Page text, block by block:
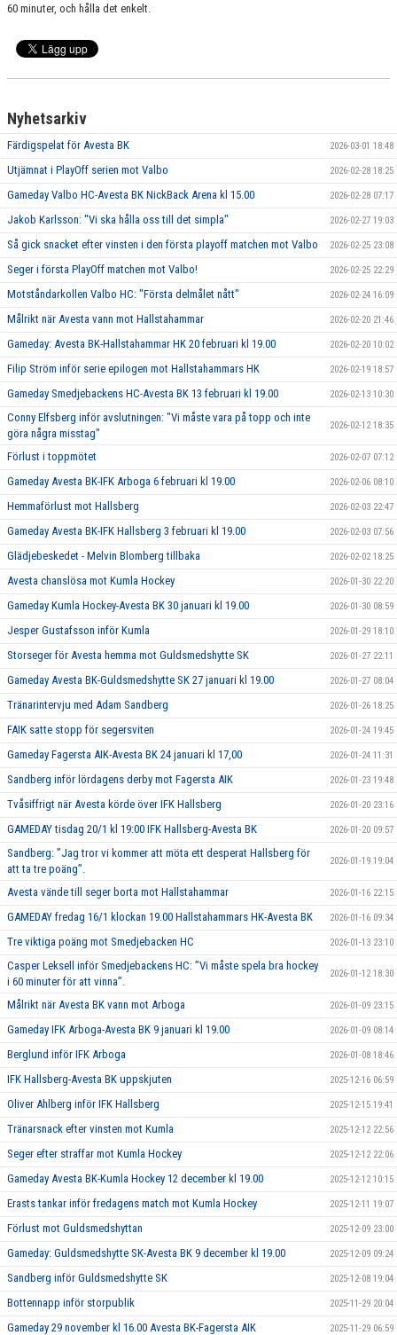
60 minuter, och hålla det enkelt.
Nyhetsarkiv
Färdigspelat för Avesta BK 2026-03-01 18:48
Utjämnat i PlayOff serien mot Valbo 2026-02-28 18:25
Gameday Valbo HC-Avesta BK NickBack Arena kl 15.00 2026-02-28 07:17
Jakob Karlsson: "Vi ska hålla oss till det simpla" 2026-02-27 19:03
Så gick snacket efter vinsten i den första playoff matchen mot Valbo 2026-02-25 23:08
Seger i första PlayOff matchen mot Valbo! 2026-02-25 22:29
Motståndarkollen Valbo HC: "Första delmålet nått" 2026-02-24 16:09
Målrikt när Avesta vann mot Hallstahammar 2026-02-20 21:46
Gameday: Avesta BK-Hallstahammar HK 20 februari kl 19.00 2026-02-20 10:02
Filip Ström inför serie epilogen mot Hallstahammars HK 2026-02-19 18:57
Gameday Smedjebackens HC-Avesta BK 13 februari kl 19.00 2026-02-13 10:30
Conny Elfsberg inför avslutningen: "Vi måste vara på topp och inte
göra några misstag"
2026-02-12 18:35
Förlust i toppmötet 2026-02-07 07:12
Gameday Avesta BK-IFK Arboga 6 februari kl 19.00 2026-02-06 08:10
Hemmaförlust mot Hallsberg 2026-02-03 22:47
Gameday Avesta BK-IFK Hallsberg 3 februari kl 19.00 2026-02-03 07:56
Glädjebeskedet - Melvin Blomberg tillbaka 2026-02-02 18:25
Avesta chanslösa mot Kumla Hockey 2026-01-30 22:20
Gameday Kumla Hockey-Avesta BK 30 januari kl 19.00 2026-01-30 08:59
Jesper Gustafsson inför Kumla 2026-01-29 18:10
Storseger för Avesta hemma mot Guldsmedshytte SK 2026-01-27 22:11
Gameday Avesta BK-Guldsmedshytte SK 27 januari kl 19.00 2026-01-27 08:04
Tränarintervju med Adam Sandberg 2026-01-26 18:25
FAIK satte stopp för segersviten 2026-01-24 19:45
Gameday Fagersta AIK-Avesta BK 24 januari kl 17,00 2026-01-24 11:31
Sandberg inför lördagens derby mot Fagersta AIK 2026-01-23 19:48
Tvåsiffrigt när Avesta körde över IFK Hallsberg 2026-01-20 23:16
GAMEDAY tisdag 20/1 kl 19:00 IFK Hallsberg-Avesta BK 2026-01-20 09:57
Sandberg: ”Jag tror vi kommer att möta ett desperat Hallsberg för
att ta tre poäng”.
2026-01-19 19:04
Avesta vände till seger borta mot Hallstahammar 2026-01-16 22:15
GAMEDAY fredag 16/1 klockan 19.00 Hallstahammars HK-Avesta BK 2026-01-16 09:34
Tre viktiga poäng mot Smedjebacken HC 2026-01-13 23:10
Casper Leksell inför Smedjebackens HC: ”Vi måste spela bra hockey
i 60 minuter för att vinna”.
2026-01-12 18:30
Målrikt när Avesta BK vann mot Arboga 2026-01-09 23:15
Gameday IFK Arboga-Avesta BK 9 januari kl 19.00 2026-01-09 08:14
Berglund inför IFK Arboga 2026-01-08 18:46
IFK Hallsberg-Avesta BK uppskjuten 2025-12-16 06:59
Oliver Ahlberg inför IFK Hallsberg 2025-12-15 19:41
Tränarsnack efter vinsten mot Kumla 2025-12-12 22:56
Seger efter straffar mot Kumla Hockey 2025-12-12 22:06
Gameday Avesta BK-Kumla Hockey 12 december kl 19.00 2025-12-12 10:15
Erasts tankar inför fredagens match mot Kumla Hockey 2025-12-11 19:07
Förlust mot Guldsmedshyttan 2025-12-09 23:00
Gameday: Guldsmedshytte SK-Avesta BK 9 december kl 19.00 2025-12-09 09:24
Sandberg inför Guldsmedshytte SK 2025-12-08 19:04
Bottennapp inför storpublik 2025-11-29 20:04
Gameday 29 november kl 16.00 Avesta BK-Fagersta AIK 2025-11-29 06:59